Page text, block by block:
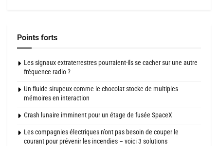
Points forts
Les signaux extraterrestres pourraient-ils se cacher sur une autre
fréquence radio ?
Un fluide sirupeux comme le chocolat stocke de multiples
mémoires en interaction
Crash lunaire imminent pour un étage de fusée SpaceX
Les compagnies électriques n’ont pas besoin de couper le
courant pour prévenir les incendies – voici 3 solutions